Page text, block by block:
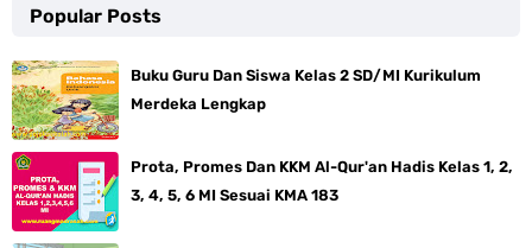
Popular Posts
Buku Guru Dan Siswa Kelas 2 SD/MI Kurikulum
Merdeka Lengkap
Prota, Promes Dan KKM Al-Qur'an Hadis Kelas 1, 2,
3, 4, 5, 6 MI Sesuai KMA 183